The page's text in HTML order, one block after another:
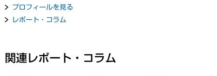
プロフィールを見る
レポート・コラム
関連レポート・コラム